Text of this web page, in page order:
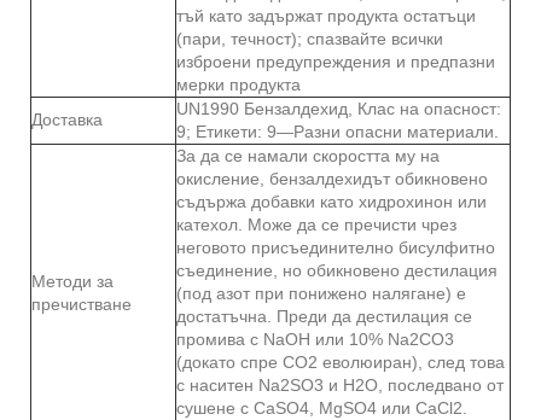
тъй като задържат продукта остатъци
(пари, течност); спазвайте всички
изброени предупреждения и предпазни
мерки продукта
Доставка
UN1990 Бензалдехид, Клас на опасност:
9; Етикети: 9—Разни опасни материали.
Методи за
пречистване
За да се намали скоростта му на
окисление, бензалдехидът обикновено
съдържа добавки като хидрохинон или
катехол. Може да се пречисти чрез
неговото присъединително бисулфитно
съединение, но обикновено дестилация
(под азот при понижено налягане) е
достатъчна. Преди да дестилация се
промива с NaOH или 10% Na2CO3
(докато спре CO2 еволюиран), след това
с наситен Na2SO3 и H2O, последвано от
сушене с CaSO4, MgSO4 или CaCl2.